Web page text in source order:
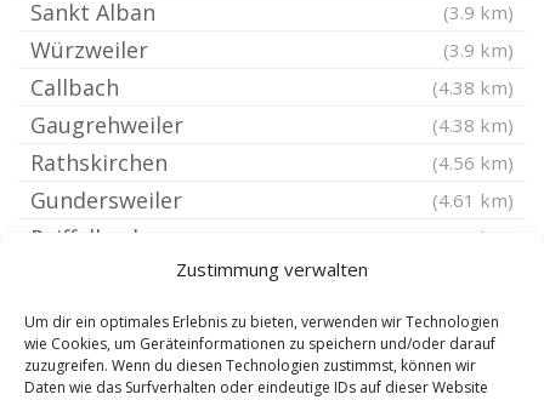
Zustimmung verwalten
Um dir ein optimales Erlebnis zu bieten, verwenden wir Technologien
wie Cookies, um Geräteinformationen zu speichern und/oder darauf
zuzugreifen. Wenn du diesen Technologien zustimmst, können wir
Daten wie das Surfverhalten oder eindeutige IDs auf dieser Website
Sankt Alban (3.9 km)
Würzweiler (3.9 km)
Callbach (4.38 km)
Gaugrehweiler (4.38 km)
Rathskirchen (4.56 km)
Gundersweiler (4.61 km)
Reiffelbach (4.62 km)
Ruppertsecken
Becherbach Pfalz (4.62 km)
Obermoschel (4.66 km)
Imsweiler (4.67 km)